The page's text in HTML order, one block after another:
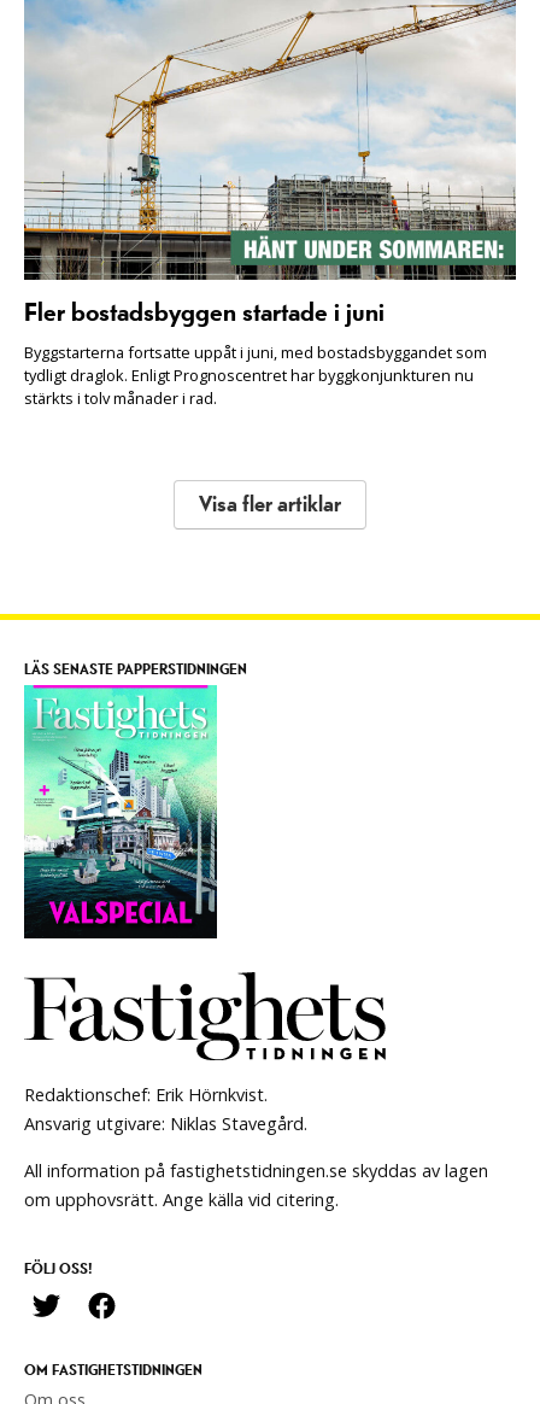
Fler bostadsbyggen startade i juni
Byggstarterna fortsatte uppåt i juni, med bostadsbyggandet som
tydligt draglok. Enligt Prognoscentret har byggkonjunkturen nu
stärkts i tolv månader i rad.
Visa fler artiklar
Redaktionschef: Erik Hörnkvist.
Ansvarig utgivare: Niklas Stavegård.
All information på fastighetstidningen.se skyddas av lagen
om upphovsrätt. Ange källa vid citering.
FÖLJ OSS!
OM FASTIGHETSTIDNINGEN
Om oss
LÄS SENASTE PAPPERSTIDNINGEN